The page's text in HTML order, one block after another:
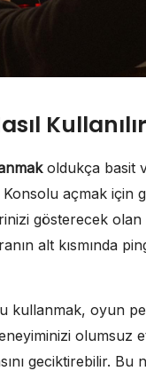
oldukça basit
Konsolu açmak için
gösterecek
alt kısmında
oyun
olumsuz
geciktirebilir. Bu